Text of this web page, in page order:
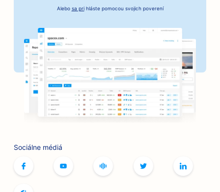
SEO pre podniky v automobilovom priemysle
SEO pre pekárne
SEO pre holičstvá
SEO pre banky
SEO pre kníhkupectvá
SEO pre grilovacie zariadenia
SEO pre služby botoxu a výplňových materiálov
SEO pre butiky
Alebo sa prihláste pomocou svojich poverení
Sociálne médiá